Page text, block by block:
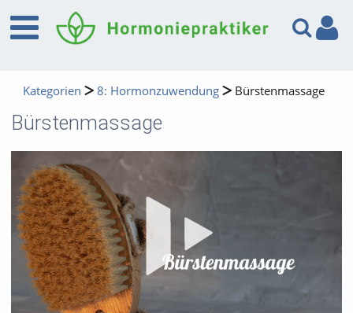
Kategorien 8: Hormonzuwendung Bürstenmassage
Bürstenmassage